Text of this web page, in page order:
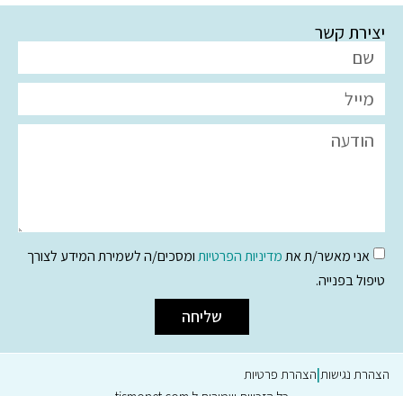
יצירת קשר
אני מאשר/ת אתמדיניות הפרטיותומסכים/ה לשמירת המידע לצורך
טיפול בפנייה.
שליחה
הצהרת נגישות|הצהרת פרטיות